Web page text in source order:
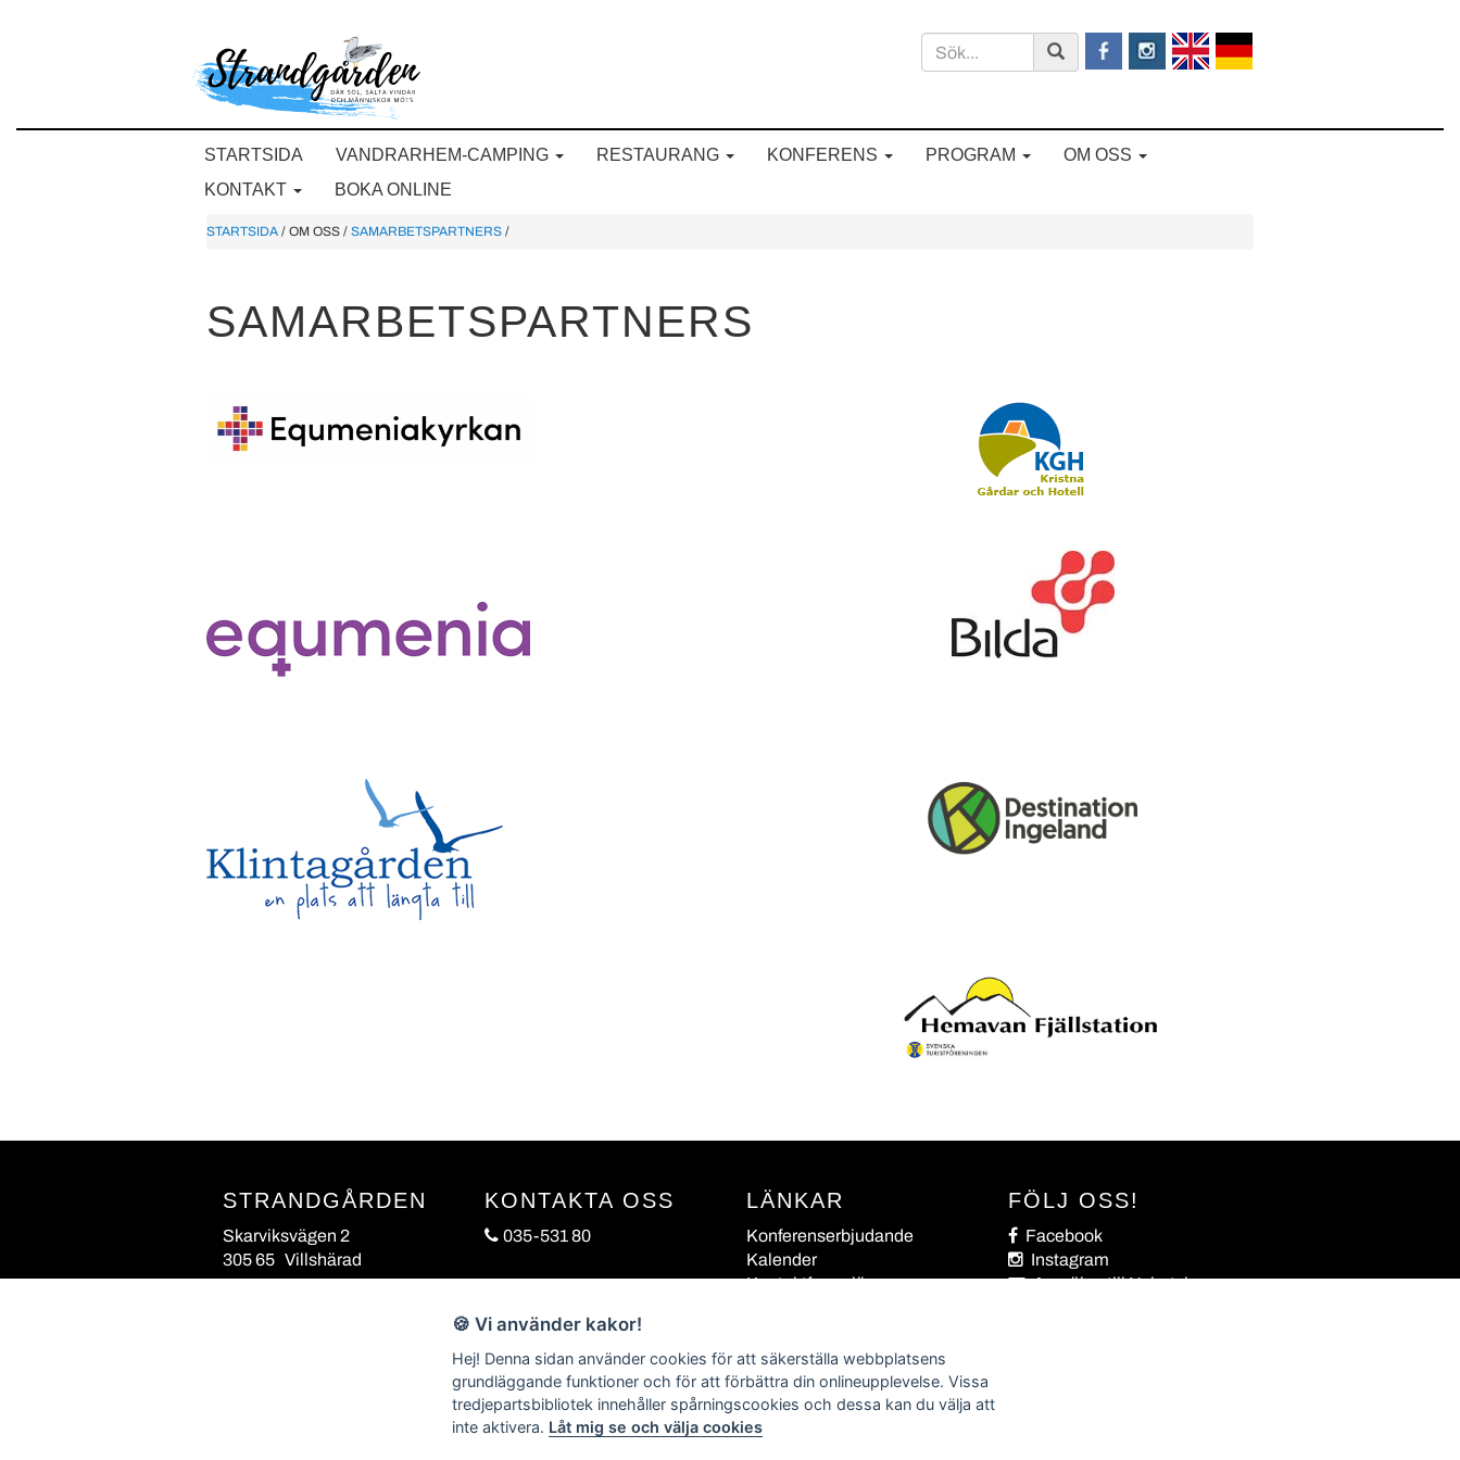
STARTSIDA VANDRARHEM-CAMPING RESTAURANG KONFERENS PROGRAM
OM OSS
KONTAKT
BOKA ONLINE
STARTSIDA / OM OSS / SAMARBETSPARTNERS /
SAMARBETSPARTNERS
STRANDGÅRDEN
Skarviksvägen 2
305 65 Villshärad
KONTAKTA OSS
035-531 80
LÄNKAR
Konferenserbjudande
Kalender
Kontaktformulär
FÖLJ OSS!
Facebook
Instagram
Anmälan till Nyhetsbrev
🍪 Vi använder kakor!
Hej! Denna sidan använder cookies för att säkerställa webbplatsens
grundläggande funktioner och för att förbättra din onlineupplevelse. Vissa
tredjepartsbibliotek innehåller spårningscookies och dessa kan du välja att
inte aktivera. Låt mig se och välja cookies